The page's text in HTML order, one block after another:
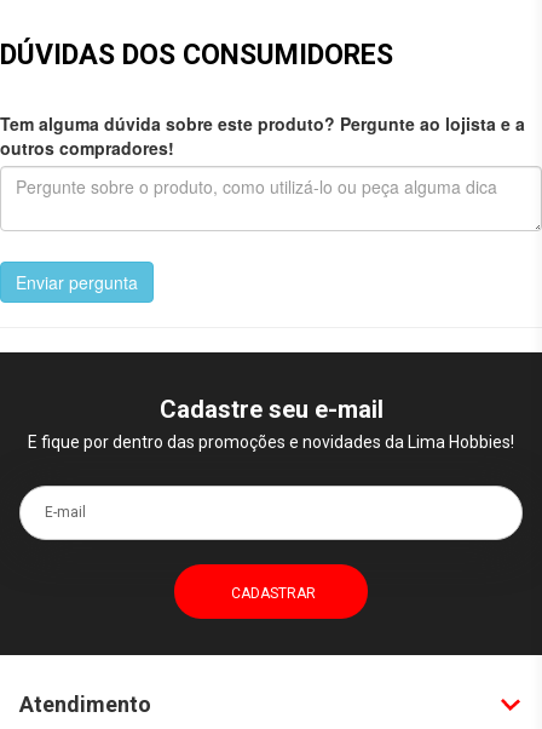
DÚVIDAS DOS CONSUMIDORES
Tem alguma dúvida sobre este produto? Pergunte ao lojista e a
outros compradores!
Enviar pergunta
Cadastre seu e-mail
E fique por dentro das promoções e novidades da Lima Hobbies!
E-mail
Atendimento